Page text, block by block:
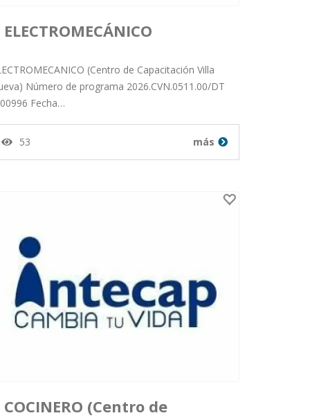
ELECTROMECÁNICO
Publicado por orlando salazar
milian desde Departamento
de Guatemala en 15-01-26
(Centro de Capacitación Villa
Número de programa 2026.CVN.0511.00/DT
Fecha…
53 más
COCINERO (Centro de